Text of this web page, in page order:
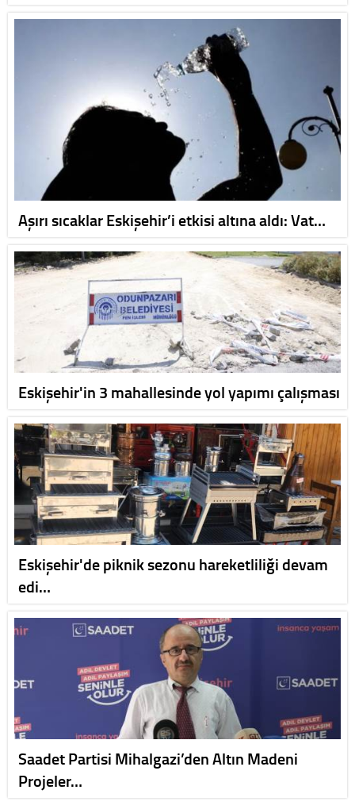
Aşırı sıcaklar Eskişehir’i etkisi altına aldı: Vat…
Eskişehir'in 3 mahallesinde yol yapımı çalışması
Eskişehir'de piknik sezonu hareketliliği devam
edi…
Saadet Partisi Mihalgazi’den Altın Madeni
Projeler…